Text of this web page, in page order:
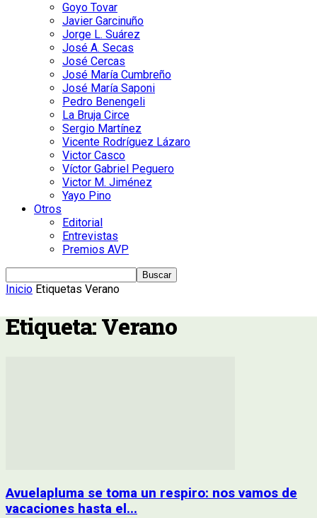
Goyo Tovar
Javier Garcinuño
Jorge L. Suárez
José A. Secas
José Cercas
José María Cumbreño
José María Saponi
Pedro Benengeli
La Bruja Circe
Sergio Martínez
Vicente Rodríguez Lázaro
Victor Casco
Víctor Gabriel Peguero
Victor M. Jiménez
Yayo Pino
Otros
Editorial
Entrevistas
Premios AVP
Inicio Etiquetas Verano
Etiqueta: Verano
Avuelapluma se toma un respiro: nos vamos de
vacaciones hasta el...